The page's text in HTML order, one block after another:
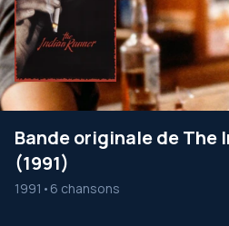
Bande originale de The
(1991)
1991 • 6 chansons